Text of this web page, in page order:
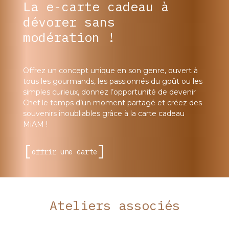
La e-carte cadeau à
dévorer sans
modération !
Offrez un concept unique en son genre, ouvert à
tous les gourmands, les passionnés du goût ou les
simples curieux, donnez l’opportunité de devenir
Chef le temps d’un moment partagé et créez des
souvenirs inoubliables grâce à la carte cadeau
MiAM !
offrir une carte
Ateliers associés